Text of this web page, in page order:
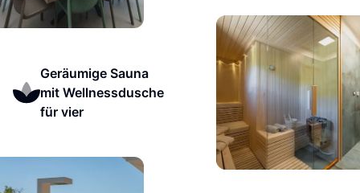
Geräumige Sauna
mit Wellnessdusche
für vier